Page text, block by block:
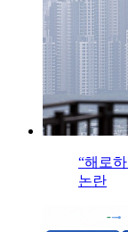
“해로
논란